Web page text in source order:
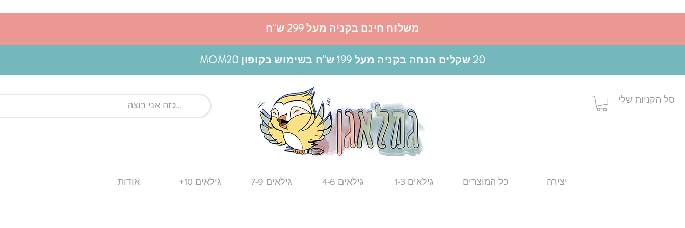
משלוח חינם בקניה מעל 299 ש"ח
20 שקלים הנחה בקניה מעל 199 ש"ח בשימוש בקופון MOM20
סל הקניות שלי
יצירה כל המוצרים גילאים 1-3 גילאים 4-6 גילאים 7-9 גילאים 10+ אודות